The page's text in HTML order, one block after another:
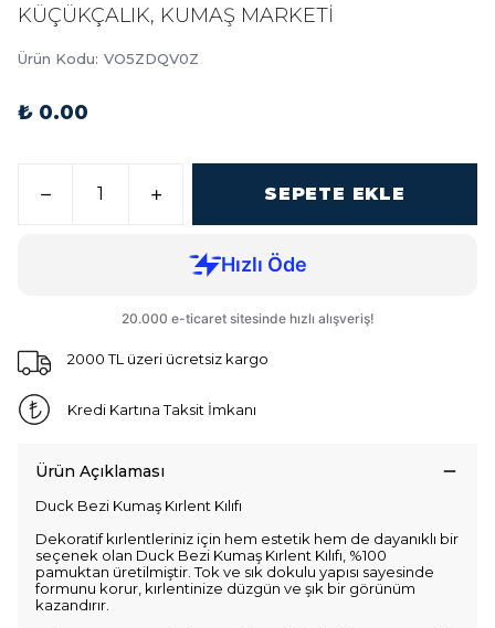
KÜÇÜKÇALIK, KUMAŞ MARKETİ
Ürün Kodu: VO5ZDQV0Z
₺ 0.00
SEPETE EKLE
2000 TL üzeri ücretsiz kargo
Kredi Kartına Taksit İmkanı
Ürün Açıklaması
Duck Bezi Kumaş Kırlent Kılıfı
Dekoratif kırlentleriniz için hem estetik hem de dayanıklı bir
seçenek olan Duck Bezi Kumaş Kırlent Kılıfı, %100
pamuktan üretilmiştir. Tok ve sık dokulu yapısı sayesinde
formunu korur, kırlentinize düzgün ve şık bir görünüm
kazandırır.